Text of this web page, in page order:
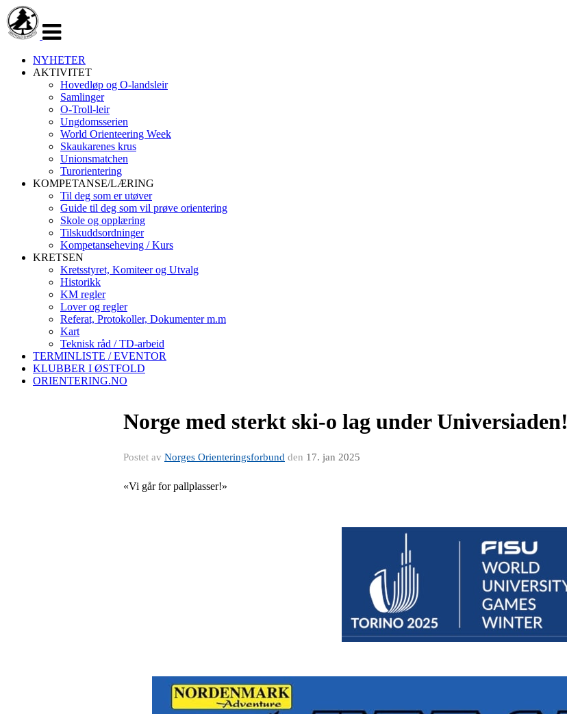
navigasjon
NYHETER
AKTIVITET
Hovedløp og O-landsleir
Samlinger
O-Troll-leir
Ungdomsserien
World Orienteering Week
Skaukarenes krus
Unionsmatchen
Turorientering
KOMPETANSE/LÆRING
Til deg som er utøver
Guide til deg som vil prøve orientering
Skole og opplæring
Tilskuddsordninger
Kompetanseheving / Kurs
KRETSEN
Kretsstyret, Komiteer og Utvalg
Historikk
KM regler
Lover og regler
Referat, Protokoller, Dokumenter m.m
Kart
Teknisk råd / TD-arbeid
TERMINLISTE / EVENTOR
KLUBBER I ØSTFOLD
ORIENTERING.NO
Norge med sterkt ski-o lag under Universiaden!
Postet av Norges Orienteringsforbund den 17. jan 2025
«Vi går for pallplasser!»